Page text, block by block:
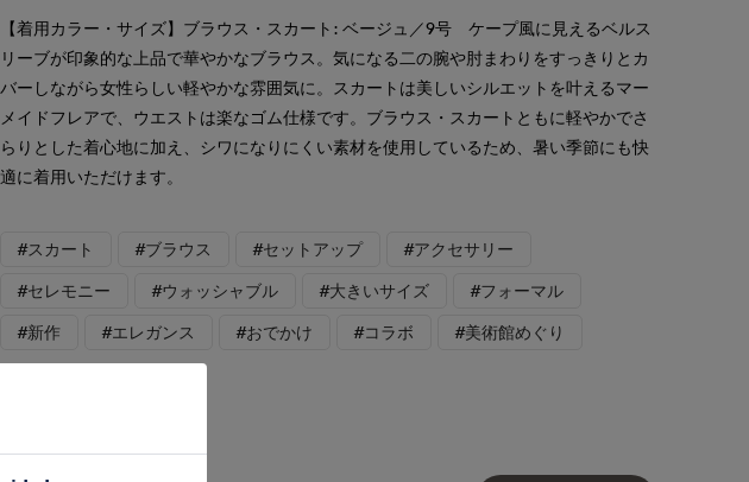
【着用カラー・サイズ】ブラウス・スカート: ベージュ／9号 ケープ風に見えるベルス
リーブが印象的な上品で華やかなブラウス。気になる二の腕や肘まわりをすっきりとカ
バーしながら女性らしい軽やかな雰囲気に。スカートは美しいシルエットを叶えるマー
メイドフレアで、ウエストは楽なゴム仕様です。ブラウス・スカートともに軽やかでさ
らりとした着心地に加え、シワになりにくい素材を使用しているため、暑い季節にも快
適に着用いただけます。
#スカート #ブラウス #セットアップ #アクセサリー
#セレモニー #ウォッシャブル #大きいサイズ #フォーマル
#新作 #エレガンス #おでかけ #コラボ #美術館めぐり